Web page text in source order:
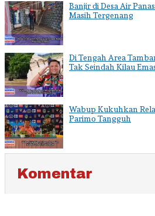
Banjir di Desa Air
Masih Tergenang
Di Tengah Area
Tak Seindah Kilau
Wabup Kukuhkan
Parimo Tangguh
Komentar